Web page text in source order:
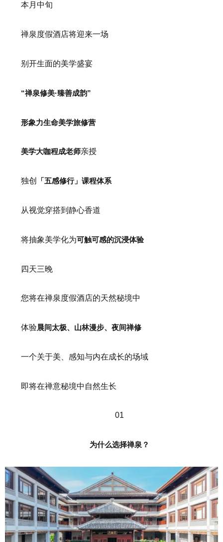
本月中旬
禅泉度假酒店将迎来一场
别开生面的美学盛宴
“禅泉修美·臻善成韵”
形象力生命美学旅修营
美学大咖程成老师亲授
独创 「五感修行」课程体系
从视觉穿搭到静心香道
将抽象美学化为可触可感的沉浸体验
四天三晚
您将在禅泉度假酒店的天然秘境中
体验晨间太极、山林漫步、夜间禅修
一个关于美、感知与内在成长的场域
即将在禅意秘境中自然生长
01
为什么选择禅泉？